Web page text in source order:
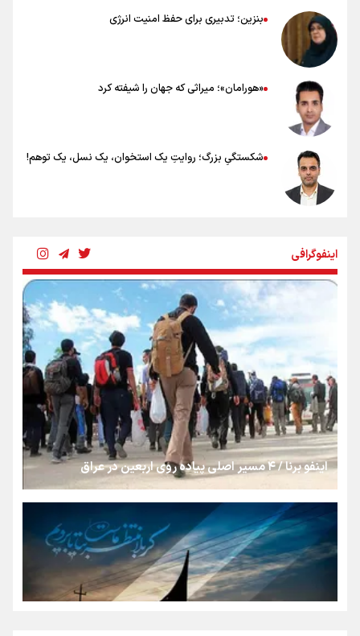
بنزین؛ تدبیری برای حفظ امنیت انرژی
«هورامان»؛ میراثی که جهان را شیفته کرد
شکستگیِ بزرگ؛ روایتِ یک استخوان، یک نسل، یک توهم!
روایت ایران از کنار مردم
از طلوع خیابان‌ها تا غروب اشک
جمله‌ای که بغض چهارماهه را شکست؛ «آهای مردم، آقا از
تهران رفتند»
سه حسرتی که به دلم ماند
مومنِ مقتدرِ مظلوم
اینفوگرافی
اینفو برنا / ۴ مسیر اصلی پیاده روی اربعین در عراق